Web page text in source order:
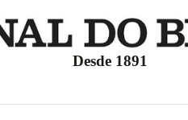
Desde 1891